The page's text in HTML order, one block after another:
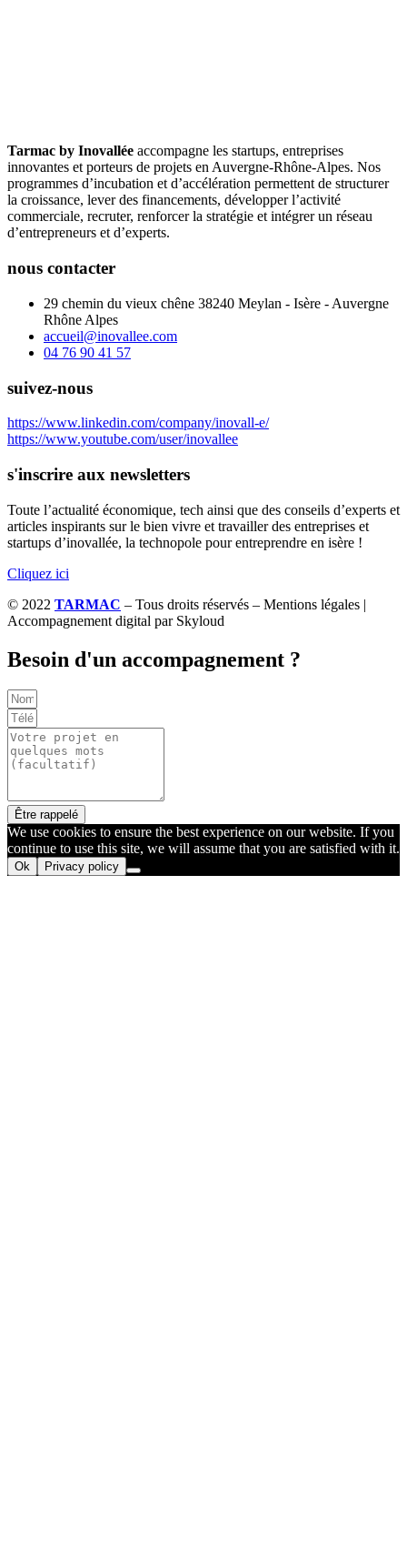
Tarmac by Inovallée accompagne les startups, entreprises
innovantes et porteurs de projets en Auvergne-Rhône-Alpes. Nos
programmes d’incubation et d’accélération permettent de structurer
la croissance, lever des financements, développer l’activité
commerciale, recruter, renforcer la stratégie et intégrer un réseau
d’entrepreneurs et d’experts.
nous contacter
29 chemin du vieux chêne 38240 Meylan - Isère - Auvergne
Rhône Alpes
accueil@inovallee.com
04 76 90 41 57
suivez-nous
https://www.linkedin.com/company/inovall-e/
https://www.youtube.com/user/inovallee
s'inscrire aux newsletters
Toute l’actualité économique, tech ainsi que des conseils d’experts et
articles inspirants sur le bien vivre et travailler des entreprises et
startups d’inovallée, la technopole pour entreprendre en isère !
Cliquez ici
© 2022 TARMAC – Tous droits réservés – Mentions légales |
Accompagnement digital par Skyloud
Besoin d'un accompagnement ?
Être rappelé
We use cookies to ensure the best experience on our website. If you
continue to use this site, we will assume that you are satisfied with it.
Ok Privacy policy